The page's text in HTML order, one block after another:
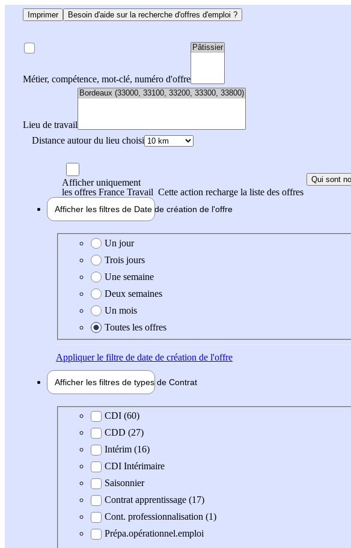
Imprimer Besoin d'aide sur la recherche d'offres d'emploi ?
Métier, compétence, mot-clé, numéro d'offre
Lieu de travail
Distance autour du lieu choisi
Afficher uniquement
les offres France Travail Cette action recharge la liste des offres
Qui sont
Afficher les filtres de Date de création de l'offre
Date de création de l'offre
Un jour
Trois jours
Une semaine
Deux semaines
Un mois
Toutes les offres
Appliquerle filtre de date de création de l'offre
Afficher les filtres de types de Contrat
Type de contratCDI (60)
CDD (27)
Intérim (16)
CDI Intérimaire
Saisonnier
Contrat apprentissage (17)
Cont. professionnalisation (1)
Prépa.opérationnel.emploi